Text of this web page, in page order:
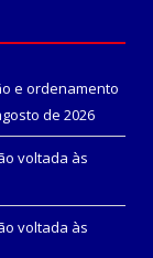
e ordenamento
de 2026
voltada às
voltada às